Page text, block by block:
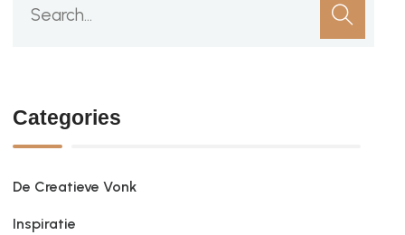
Categories
De Creatieve Vonk
Inspiratie